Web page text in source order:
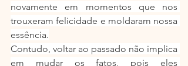
novamente em momentos que nos
trouxeram felicidade e moldaram nossa
essência.
Contudo, voltar ao passado não implica
em mudar os fatos, pois eles